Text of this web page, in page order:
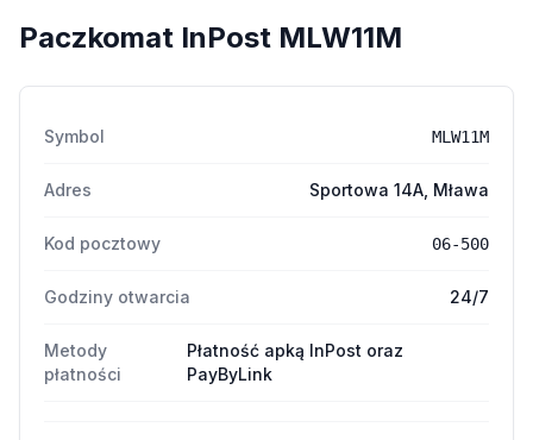
Paczkomat InPost MLW11M
Symbol MLW11M
Adres Sportowa 14A, Mława
Kod pocztowy 06-500
Godziny otwarcia 24/7
Metody
płatności
Płatność apką InPost oraz
PayByLink